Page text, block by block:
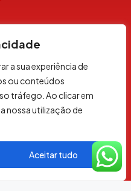
a sua experiência de
ou conteúdos
tráfego. Ao clicar em
nossa utilização de
Aceitar tudo